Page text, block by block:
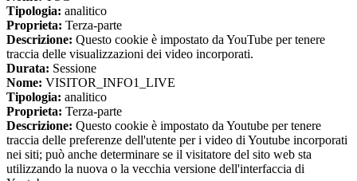
Tipologia: analitico
Proprieta: Terza-parte
Descrizione: Questo cookie è impostato da YouTube per tenere
traccia delle visualizzazioni dei video incorporati.
Durata: Sessione
Nome: VISITOR_INFO1_LIVE
Tipologia: analitico
Proprieta: Terza-parte
Descrizione: Questo cookie è impostato da Youtube per tenere
traccia delle preferenze dell'utente per i video di Youtube incorporati
nei siti; può anche determinare se il visitatore del sito web sta
utilizzando la nuova o la vecchia versione dell'interfaccia di